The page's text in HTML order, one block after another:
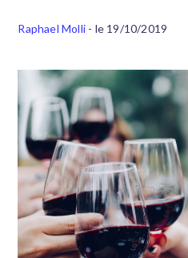
Raphael Molli - le 19/10/2019